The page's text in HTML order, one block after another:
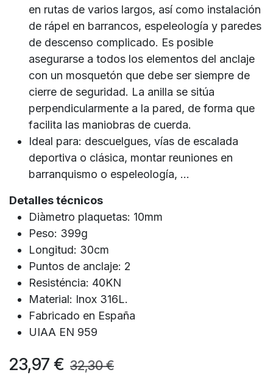
en rutas de varios largos, así como instalación
de rápel en barrancos, espeleología y paredes
de descenso complicado. Es posible
asegurarse a todos los elementos del anclaje
con un mosquetón que debe ser siempre de
cierre de seguridad. La anilla se sitúa
perpendicularmente a la pared, de forma que
facilita las maniobras de cuerda.
Ideal para: descuelgues, vías de escalada
deportiva o clásica, montar reuniones en
barranquismo o espeleología, ...
Detalles técnicos
Diàmetro plaquetas: 10mm
Peso: 399g
Longitud: 30cm
Puntos de anclaje: 2
Resisténcia: 40KN
Material: Inox 316L.
Fabricado en España
UIAA EN 959
23,97 € 32,30€